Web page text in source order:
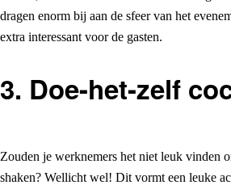
dragen enorm bij aan de sfeer van het
extra interessant voor de gasten.
3. Doe-het-zelf
Zouden je werknemers het niet leuk vinden
shaken? Wellicht wel! Dit vormt een leuke